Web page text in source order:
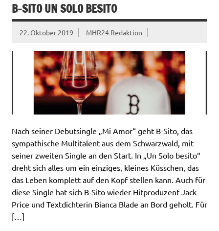
B-SITO UN SOLO BESITO
22. Oktober 2019 MHR24 Redaktion
Nach seiner Debutsingle „Mi Amor“ geht B-Sito, das
sympathische Multitalent aus dem Schwarzwald, mit
seiner zweiten Single an den Start. In „Un Solo besito“
dreht sich alles um ein einziges, kleines Küsschen, das
das Leben komplett auf den Kopf stellen kann. Auch für
diese Single hat sich B-Sito wieder Hitproduzent Jack
Price und Textdichterin Bianca Blade an Bord geholt. Für
[…]